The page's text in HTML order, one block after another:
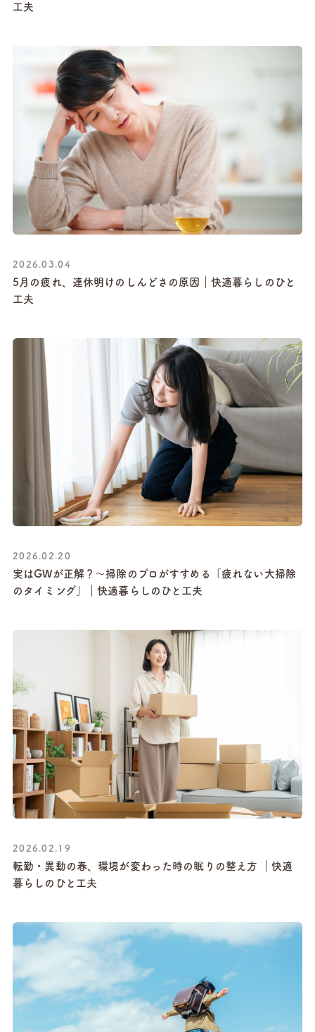
工夫
2026.03.04
5月の疲れ、連休明けのしんどさの原因｜快適暮らしのひと
工夫
2026.02.20
実はGWが正解？〜掃除のプロがすすめる「疲れない大掃除
のタイミング」｜快適暮らしのひと工夫
2026.02.19
転勤・異動の春、環境が変わった時の眠りの整え方 ｜快適
暮らしのひと工夫